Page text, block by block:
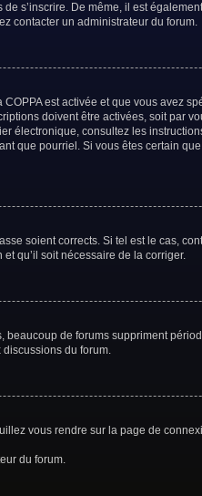
s’inscrire. De même, il est
contacter un administrateur du forum.
est activée et que vous avez
doivent être activées, soit par
électronique, consultez les
que pourriel. Si vous êtes certain
soient corrects. Si tel est le cas,
qu’il soit nécessaire de la corriger.
de forums suppriment
du forum.
vous rendre sur la page de
du forum.